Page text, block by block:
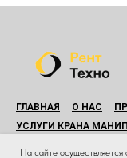
ГЛАВНАЯ О НАС
УСЛУГИ КРАНА
© Все права защищены.
На сайте осуществляется